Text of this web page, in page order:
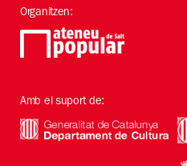
Organitzen:
Amb el suport de: